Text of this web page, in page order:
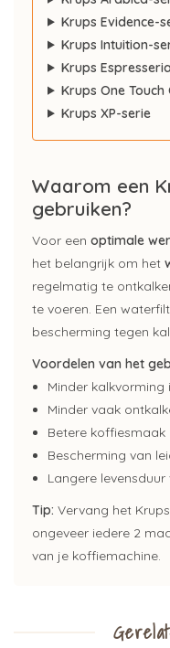
Krups Evidence-
Krups Intuition-
Krups
Krups One
Krups XP-serie
Waarom een
gebruiken?
Voor een optimale
het belangrijk om het
regelmatig te
te voeren. Een
bescherming tegen
Voordelen van het
Minder kalkvorming
Minder vaak
Betere koffiesmaak
Bescherming van
Langere
Tip: Vervang het
ongeveer iedere 2
van je koffiemachine.